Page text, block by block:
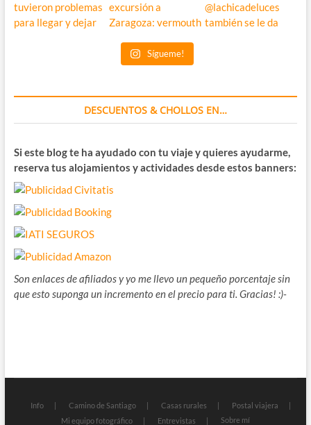
Sígueme!
DESCUENTOS & CHOLLOS EN…
Si este blog te ha ayudado con tu viaje y quieres ayudarme,
reserva tus alojamientos y actividades desde estos banners:
Son enlaces de afiliados y yo me llevo un pequeño porcentaje sin
que esto suponga un incremento en el precio para ti. Gracias! :)-
Info Camino de Santiago Casas rurales
Postal viajera
Mi equipo fotográfico
Entrevistas Sobre mí